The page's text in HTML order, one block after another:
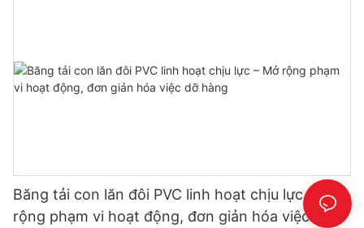
Băng tải con lăn đôi PVC linh hoạt chịu lực – Mở
rộng phạm vi hoạt động, đơn giản hóa việc dỡ